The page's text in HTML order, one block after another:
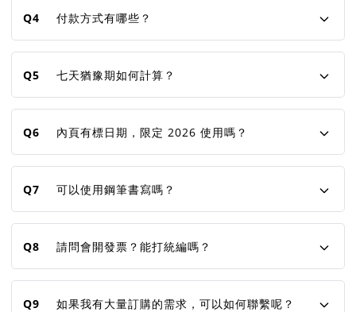
Q4 付款方式有哪些？
Q5 七天猶豫期如何計算？
Q6 內頁有標日期，限定 2026 使用嗎？
Q7 可以使用鋼筆書寫嗎？
Q8 請問會開發票？能打統編嗎？
Q9 如果我有大量訂購的需求，可以如何聯繫呢？